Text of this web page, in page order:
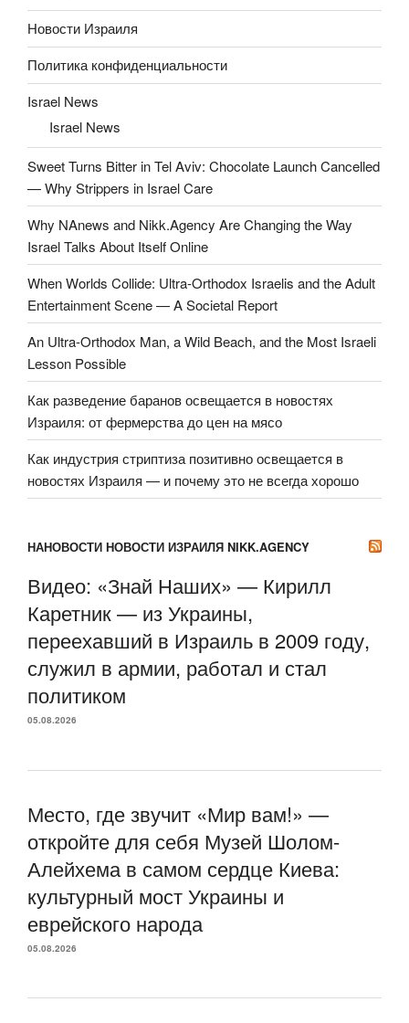
Новости Израиля
Политика конфиденциальности
Israel News
Israel News
Sweet Turns Bitter in Tel Aviv: Chocolate Launch Cancelled
— Why Strippers in Israel Care
Why NAnews and Nikk.Agency Are Changing the Way
Israel Talks About Itself Online
When Worlds Collide: Ultra-Orthodox Israelis and the Adult
Entertainment Scene — A Societal Report
An Ultra-Orthodox Man, a Wild Beach, and the Most Israeli
Lesson Possible
Как разведение баранов освещается в новостях
Израиля: от фермерства до цен на мясо
Как индустрия стриптиза позитивно освещается в
новостях Израиля — и почему это не всегда хорошо
НАНОВОСТИ НОВОСТИ ИЗРАИЛЯ NIKK.AGENCY
Видео: «Знай Наших» — Кирилл
Каретник — из Украины,
переехавший в Израиль в 2009 году,
служил в армии, работал и стал
политиком
05.08.2026
Место, где звучит «Мир вам!» —
откройте для себя Музей Шолом-
Алейхема в самом сердце Киева:
культурный мост Украины и
еврейского народа
05.08.2026